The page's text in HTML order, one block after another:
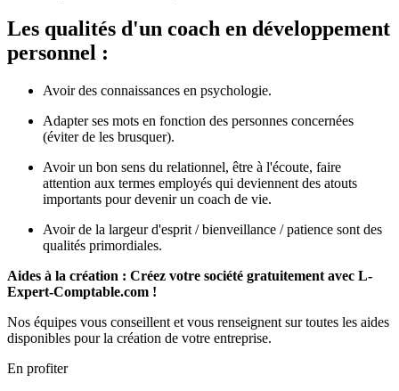
Les qualités d'un coach en développement
personnel :
Avoir des connaissances en psychologie.
Adapter ses mots en fonction des personnes concernées
(éviter de les brusquer).
Avoir un bon sens du relationnel, être à l'écoute, faire
attention aux termes employés qui deviennent des atouts
importants pour devenir un coach de vie.
Avoir de la largeur d'esprit / bienveillance / patience sont des
qualités primordiales.
Aides à la création : Créez votre société gratuitement avec L-
Expert-Comptable.com !
Nos équipes vous conseillent et vous renseignent sur toutes les aides
disponibles pour la création de votre entreprise.
En profiter